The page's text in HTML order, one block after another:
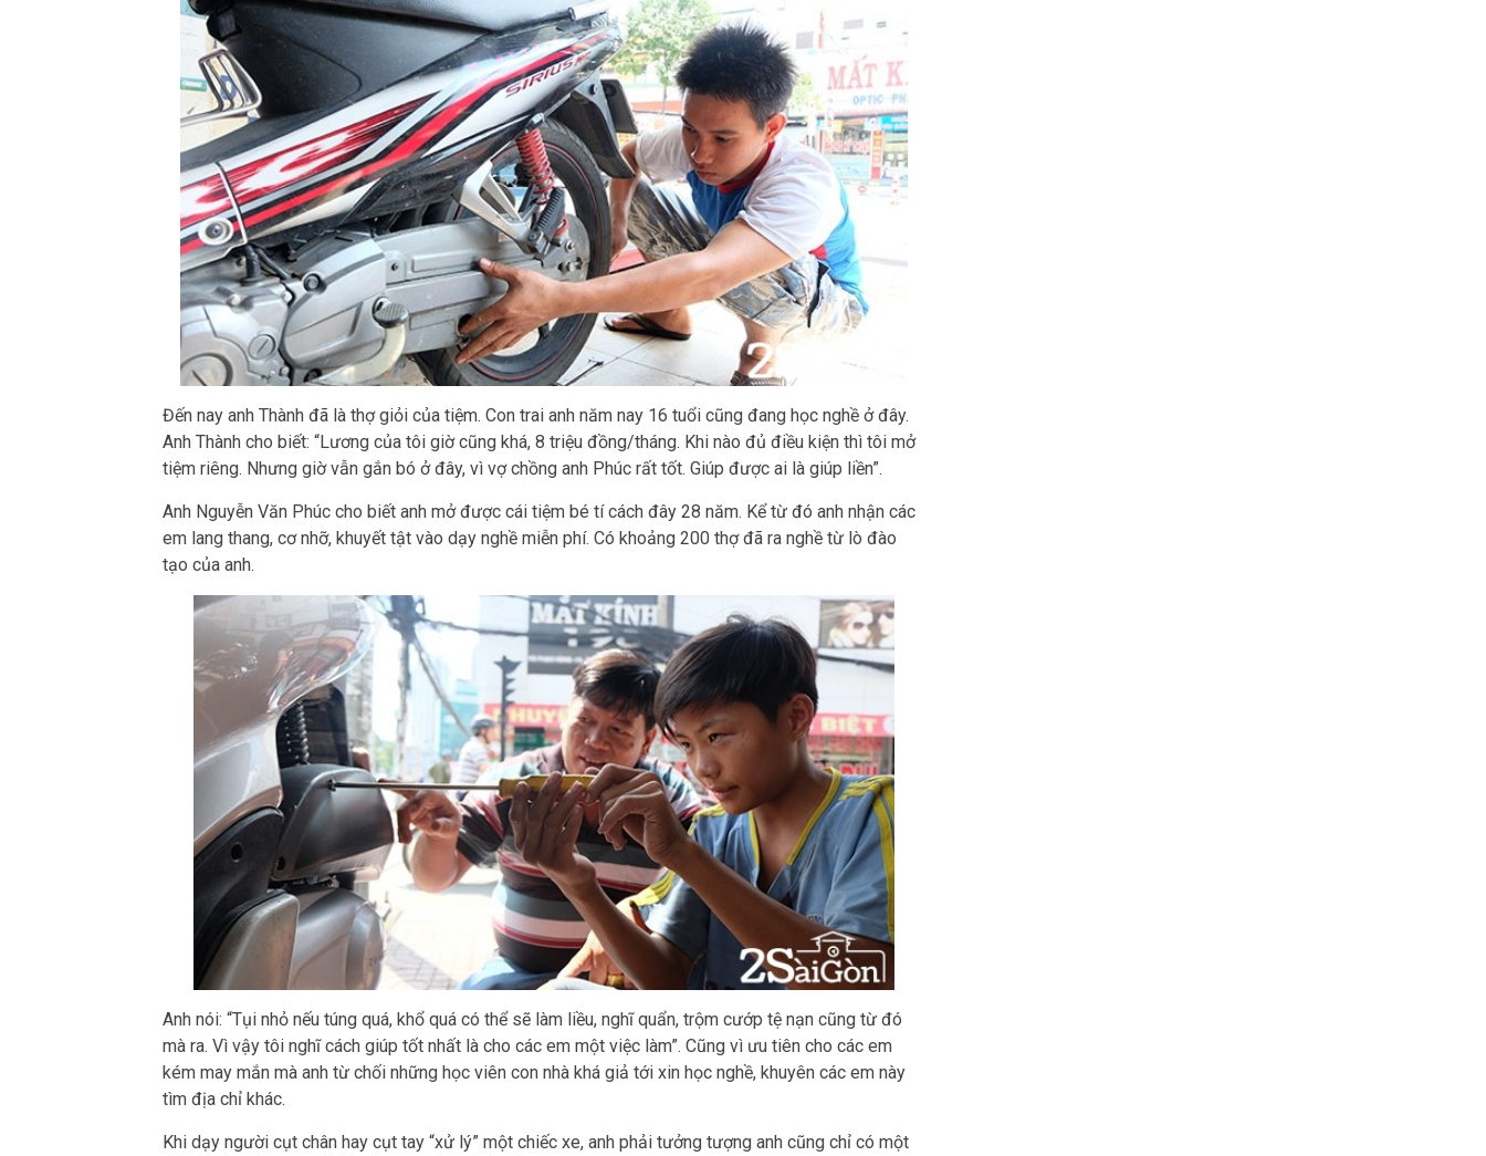
Đến nay anh Thành đã là thợ giỏi của tiệm. Con trai anh năm nay 16 tuổi cũng đang học nghề ở đây.
Anh Thành cho biết: “Lương của tôi giờ cũng khá, 8 triệu đồng/tháng. Khi nào đủ điều kiện thì tôi mở
tiệm riêng. Nhưng giờ vẫn gắn bó ở đây, vì vợ chồng anh Phúc rất tốt. Giúp được ai là giúp liền”.
Anh Nguyễn Văn Phúc cho biết anh mở được cái tiệm bé tí cách đây 28 năm. Kể từ đó anh nhận các
em lang thang, cơ nhỡ, khuyết tật vào dạy nghề miễn phí. Có khoảng 200 thợ đã ra nghề từ lò đào
tạo của anh.
Anh nói: “Tụi nhỏ nếu túng quá, khổ quá có thể sẽ làm liều, nghĩ quẩn, trộm cướp tệ nạn cũng từ đó
mà ra. Vì vậy tôi nghĩ cách giúp tốt nhất là cho các em một việc làm”. Cũng vì ưu tiên cho các em
kém may mắn mà anh từ chối những học viên con nhà khá giả tới xin học nghề, khuyên các em này
tìm địa chỉ khác.
Khi dạy người cụt chân hay cụt tay “xử lý” một chiếc xe, anh phải tưởng tượng anh cũng chỉ có một